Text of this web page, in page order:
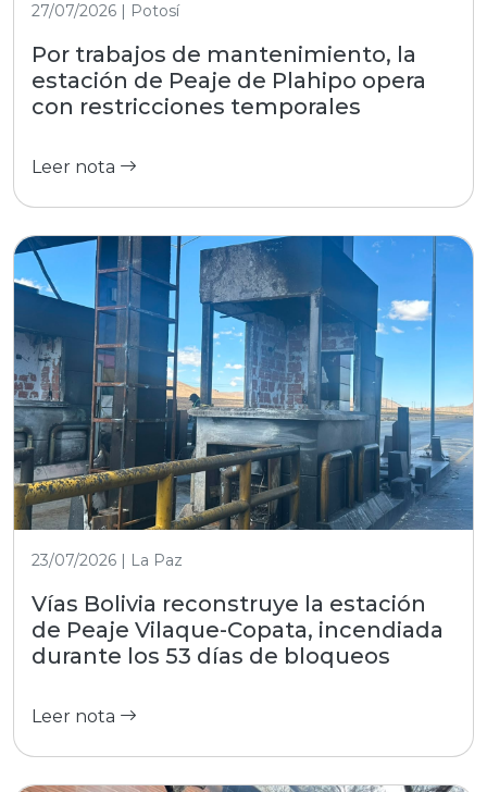
27/07/2026 | Potosí
Por trabajos de mantenimiento, la
estación de Peaje de Plahipo opera
con restricciones temporales
Leer nota
23/07/2026 | La Paz
Vías Bolivia reconstruye la estación
de Peaje Vilaque-Copata, incendiada
durante los 53 días de bloqueos
Leer nota